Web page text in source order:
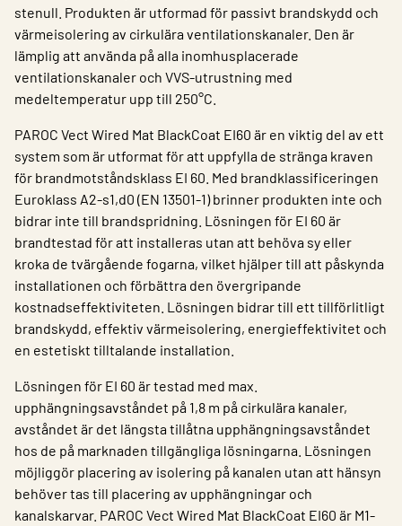
Choose languge
stenull. Produkten är utformad för passivt brandskydd och
värmeisolering av cirkulära ventilationskanaler. Den är
lämplig att använda på alla inomhusplacerade
ventilationskanaler och VVS-utrustning med
medeltemperatur upp till 250°C.
PAROC Vect Wired Mat BlackCoat EI60 är en viktig del av ett
system som är utformat för att uppfylla de stränga kraven
för brandmotståndsklass EI 60. Med brandklassificeringen
Euroklass A2-s1,d0 (EN 13501-1) brinner produkten inte och
bidrar inte till brandspridning. Lösningen för EI 60 är
brandtestad för att installeras utan att behöva sy eller
kroka de tvärgående fogarna, vilket hjälper till att påskynda
installationen och förbättra den övergripande
kostnadseffektiviteten. Lösningen bidrar till ett tillförlitligt
brandskydd, effektiv värmeisolering, energieffektivitet och
en estetiskt tilltalande installation.
Lösningen för EI 60 är testad med max.
upphängningsavståndet på 1,8 m på cirkulära kanaler,
avståndet är det längsta tillåtna upphängningsavståndet
hos de på marknaden tillgängliga lösningarna. Lösningen
möjliggör placering av isolering på kanalen utan att hänsyn
behöver tas till placering av upphängningar och
kanalskarvar. PAROC Vect Wired Mat BlackCoat EI60 är M1-